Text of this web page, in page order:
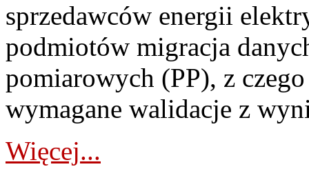
sprzedawców energii
podmiotów migracja
pomiarowych (PP), z
wymagane walidacje z
Więcej...